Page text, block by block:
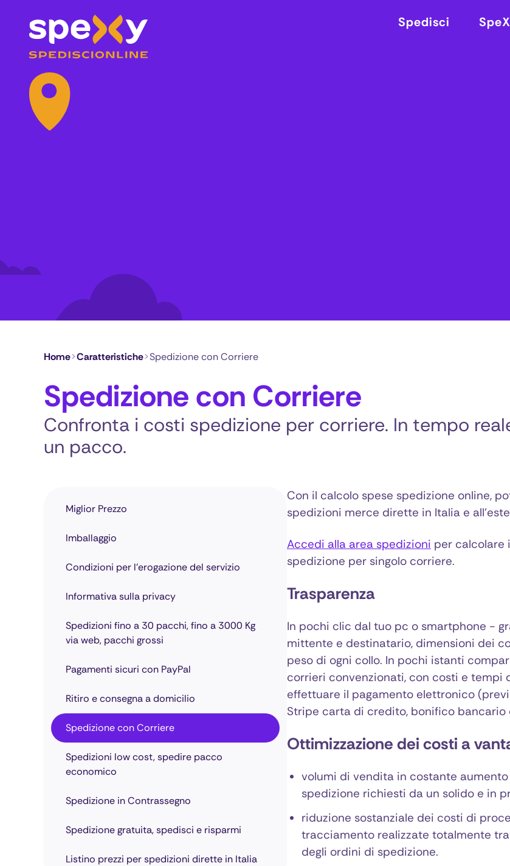
Spedisci
Home>Caratteristiche>Spedizione con Corriere
Spedizione con Corriere
Confronta i costi spedizione per corriere. In tempo
un pacco.
Miglior Prezzo
Imballaggio
Condizioni per l’erogazione del servizio
informativa sulla privacy
Spedizioni fino a 30 pacchi, fino a 3000 Kg
via web, pacchi grossi
Pagamenti sicuri con PayPal
Ritiro e consegna a domicilio
Spedizione con Corriere
spedizioni low cost, spedire pacco
economico
Spedizione in Contrassegno
Spedizione gratuita, spedisci e risparmi
Listino prezzi per spedizioni dirette in Italia
Con il calcolo spese spedizione online,
spedizioni merce dirette in Italia e
Accedi alla area spedizioni per calcolare
spedizione per singolo corriere.
Trasparenza
In pochi clic dal tuo pc o smartphone -
mittente e destinatario, dimensioni dei
peso di ogni collo. In pochi istanti
corrieri convenzionati, con costi e tempi
effettuare il pagamento elettronico
Stripe carta di credito, bonifico bancario
Ottimizzazione dei costi a
volumi di vendita in costante
spedizione richiesti da un solido e in
riduzione sostanziale dei costi di
tracciamento realizzate totalmente
degli ordini di spedizione.